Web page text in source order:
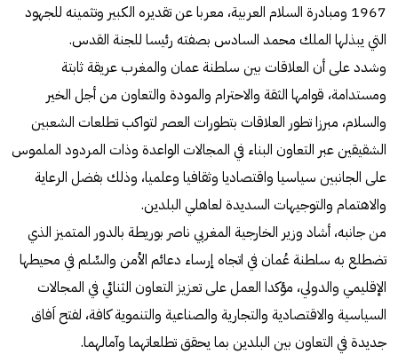
1967 ومبادرة السلام العربية، معربا عن تقديره الكبير وتثمينه للجهود
التي يبذلها الملك محمد السادس بصفته رئيسا للجنة القدس.
وشدد على أن العلاقات بين سلطنة عمان والمغرب عريقة ثابتة
ومستدامة، قوامها الثقة والاحترام والمودة والتعاون من أجل الخير
والسلام، مبرزا تطور العلاقات بتطورات العصر لتواكب تطلعات الشعبين
الشقيقين عبر التعاون البناء في المجالات الواعدة وذات المردود الملموس
على الجانبين سياسيا واقتصاديا وثقافيا وعلميا، وذلك بفضل الرعاية
والاهتمام والتوجيهات السديدة لعاهلي البلدين.
من جانبه، أشاد وزير الخارجية المغربي ناصر بوريطة بالدور المتميز الذي
تضطلع به سلطنة عُمان في اتجاه إرساء دعائم الأمن والسِّلم في محيطها
الإقليمي والدولي، مؤكدا العمل على تعزيز التعاون الثنائي في المجالات
السياسية والاقتصادية والتجارية والصناعية والتنموية كافة، لفتح اَفاق
جديدة في التعاون بين البلدين بما يحقق تطلعاتهما وآمالهما.